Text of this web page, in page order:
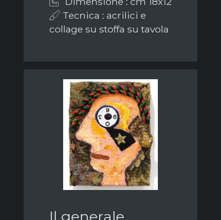
Tecnica : acrilici e
collage su stoffa su tavola
Il generale